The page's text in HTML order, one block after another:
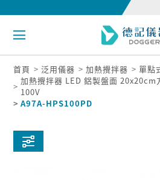
首頁 泛用儀器 加熱攪拌器
單點
加熱攪拌器 LED 鋁製盤面
100V
A97A-HPS100PD